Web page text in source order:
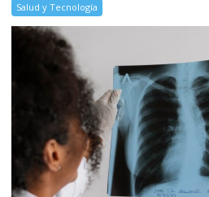
Salud y Tecnología